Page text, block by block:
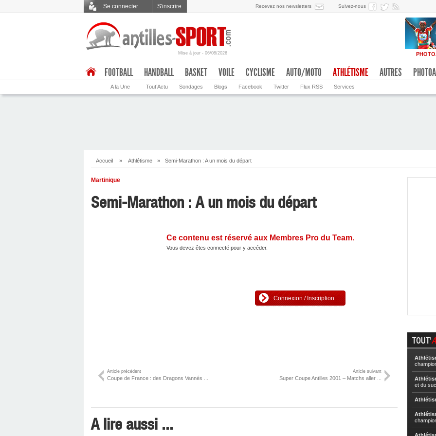
Se connecter S'inscrire Recevez nos newsletters Suivez-nous
Mise à jour - 06/08/2026
A la Une Tout’Actu Sondages Blogs Facebook Twitter Flux RSS Services
FOOTBALL HANDBALL BASKET VOILE CYCLISME AUTO/MOTO ATHLÉTISME AUTRES
Accueil » Athlétisme » Semi-Marathon : A un mois du départ
Martinique
Semi-Marathon : A un mois du départ
Ce contenu est réservé aux Membres Pro du Team.
Vous devez êtes connecté pour y accéder.
Connexion / Inscription
Article précédent
Coupe de France : des Dragons Vannés ...
Article suivant
Super Coupe Antilles 2001 – Matchs aller ...
A lire aussi ...
TOUT'
et du